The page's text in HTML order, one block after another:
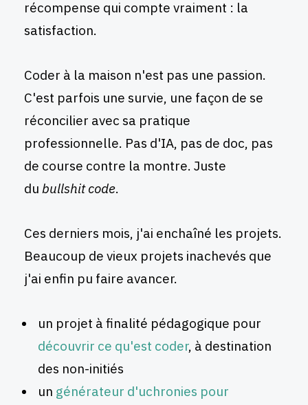
récompense qui compte vraiment : la
satisfaction.
Coder à la maison n'est pas une passion.
C'est parfois une survie, une façon de se
réconcilier avec sa pratique
professionnelle. Pas d'IA, pas de doc, pas
de course contre la montre. Juste
du bullshit code.
Ces derniers mois, j'ai enchaîné les projets.
Beaucoup de vieux projets inachevés que
j'ai enfin pu faire avancer.
un projet à finalité pédagogique pour
découvrir ce qu'est coder, à destination
des non-initiés
un générateur d'uchronies pour